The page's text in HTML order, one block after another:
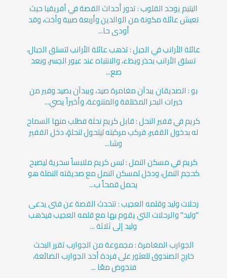
اليتيم يوحد القلوب : تدور أحداث القصة في أفريقيا حيث
تعيش عائلة مكونة من الوالدين وأربعة صبية وأخت، وقد
أودى حا...
عائلة الأرانب في الجبل : تذهب عائلة الأرانب لتسلق الجبال،
تسلق الأرانب بحذر وبطء، والانتباه عند عبور الجسر، وبعد
صع...
بو : الصديقان يبدآن مغامرة صيد، ويبدآن بصيد وفير من
خيرات البحر المختلفة والمتنوعة، وأخيراً يصي...
كريم في قفير النحل : قابل كريم نحلة فطلب منها السماح
له بدخول القفير، فركب مركبته ليتحول لنحلةٍ، دخل القفير
وشا...
كريم في مسكن النمل : لبس كريم ملابساً سحرية ليصبح
كحجم النمل، ودخل لمسكن النمل مع صديقته النملة هو
يحمل قمحاً ب...
رحلات وليد وقلمه العجيب : تتحدث القصة عن فتى يدعى
"وليد" والرحلات التي يقوم بها مع قلمه العجيب فيذهب
وليد إلى ثلاثة ...
الجوارب المغامرة : مجموعة من الجوارب تقرر البحث
خارج الصندوق للعثور على فردة أحد الجوارب الضائعة،
فتخوض معًا ...